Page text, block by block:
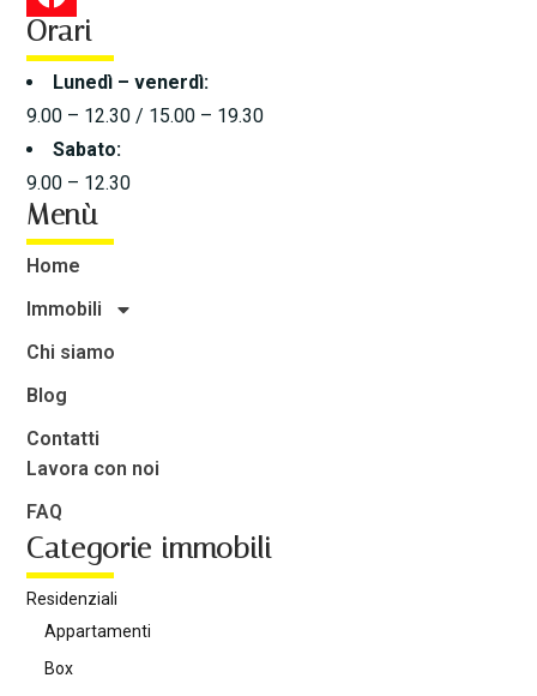
Orari
Lunedì – venerdì:
9.00 – 12.30 / 15.00 – 19.30
Sabato:
9.00 – 12.30
Menù
Home
Immobili
Chi siamo
Blog
Contatti
Lavora con noi
FAQ
Categorie immobili
Residenziali
Appartamenti
Box